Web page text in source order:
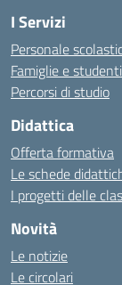
I Servizi
Personale
Famiglie e studenti
Percorsi di studio
Didattica
Offerta formativa
Le schede
I progetti delle
Novità
Le notizie
Le circolari